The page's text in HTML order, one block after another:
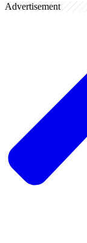
Advertisement